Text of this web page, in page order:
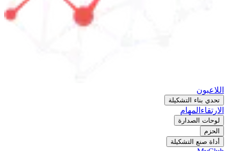
اللاعبون
تحدي بناء التشكيلة
الارتقاء المهام
لوحات الصدارة
الحزم
أداة صنع التشكيلة